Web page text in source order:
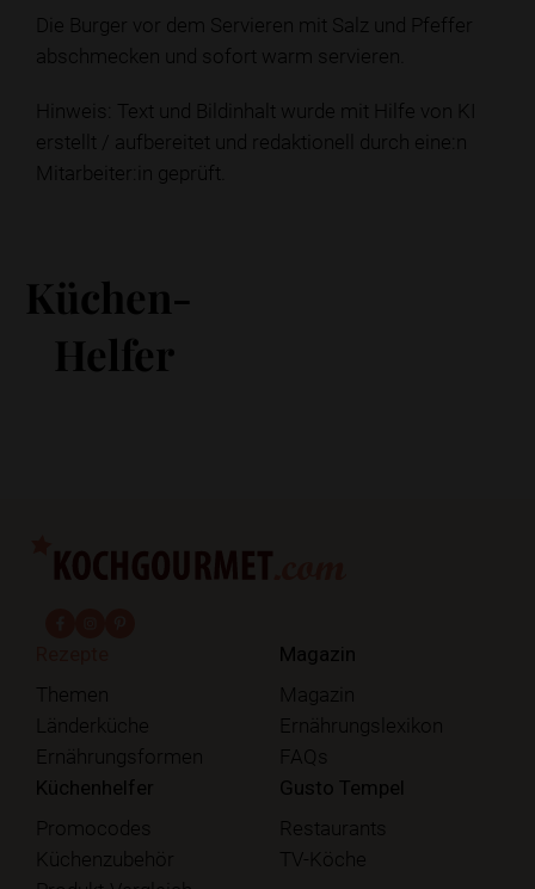
Die Burger vor dem Servieren mit Salz und Pfeffer
abschmecken und sofort warm servieren.
Hinweis: Text und Bildinhalt wurde mit Hilfe von KI
erstellt / aufbereitet und redaktionell durch eine:n
Mitarbeiter:in geprüft.
Küchen-
Helfer
Themen
Länderküche
Ernährungsformen
Magazin
Magazin
Ernährungslexikon
FAQs
Küchenhelfer
Promocodes
Küchenzubehör
Gusto Tempel
Restaurants
TV-Köche